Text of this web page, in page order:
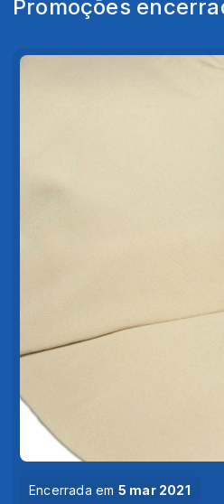
Promoções
Encerrada em 5 mar 2021